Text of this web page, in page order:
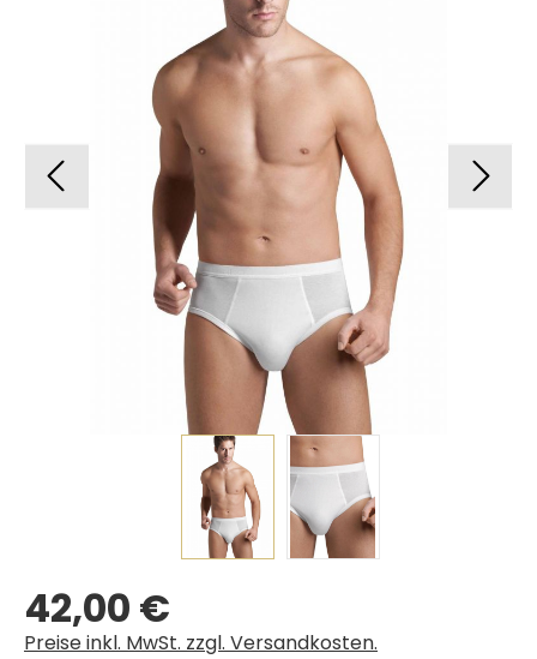
Regulärer Preis:
42,00 €
Preise inkl. MwSt. zzgl. Versandkosten.